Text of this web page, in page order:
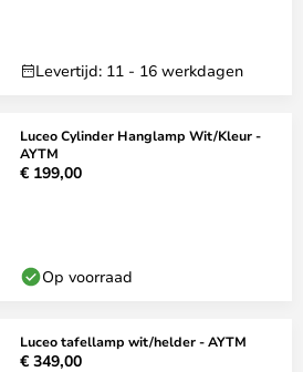
Levertijd: 11 - 16 werkdagen
Luceo Cylinder Hanglamp Wit/Kleur -
AYTM
€ 199,00
Op voorraad
Luceo tafellamp wit/helder - AYTM
€ 349,00